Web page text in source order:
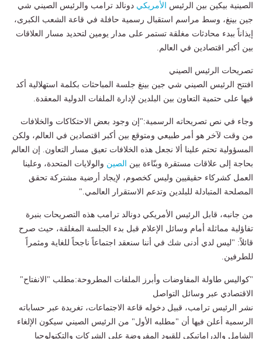
الصينية بيكين بين الرئيس
الأمريكي دونالد ترامب والرئيس الصيني شي
جين بينغ، وسط مراسم استقبال رسمية حافلة في قاعة الشعب الكبرى،
إيذاناً ببدء محادثات مغلقة تستمر على مدار يومين لتحديد مسار العلاقات
بين أكبر اقتصادين في العالم.
تصريحات الرئيس الصيني
افتتح الرئيس الصيني شي جين بينغ جلسة المباحثات بكلمة استهلالية أكد
فيها على حتمية التعاون بين البلدين لإدارة الملفات الدولية المعقدة.
وجاء في نص تصريحاته الرسمية:"إن وجود بعض الاحتكاكات والخلافات
من وقت لآخر هو أمر طبيعي ومتوقع بين أكبر اقتصادين في العالم، ولكن
المسؤولية تحتم علينا ألا نجعل هذه الخلافات تعيق مسار التعاون. إن العالم
بحاجة إلى علاقات مستقرة وبنّاءة بين
الصين والولايات المتحدة، وعلينا
العمل كشركاء حقيقيين وليس كخصوم، لإيجاد أرضية مشتركة تحقق
المصلحة المتبادلة للبلدين وتدعم الاستقرار العالمي."
من جانبه، قابل الرئيس الأمريكي دونالد ترامب هذه التصريحات بنبرة
تفاؤلية مماثلة أمام وسائل الإعلام قبل بدء الجلسة المغلقة، حيث صرح
قائلاً: "ليس لدي أدنى شك في أننا سنعقد اجتماعاً ناجحاً للغاية ومثمراً
للطرفين.
"كواليس طاولة المفاوضات وأبرز الملفات المطروحة:مطلب "الانفتاح"
الاقتصادي عبر وسائل التواصل
نشر الرئيس ترامب، قبيل دخوله قاعة الاجتماعات، تغريدة عبر حساباته
الرسمية أعلن فيها أن "مطلبه الأول" من الرئيس الصيني سيكون الإلغاء
الشامل والدراماتيكي للقيود المفروضة على الشركات والتكنولوجيا